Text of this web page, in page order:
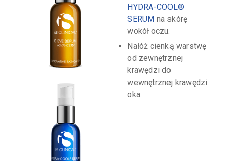
HYDRA-COOL®
SERUM na skórę
wokół oczu.
Nałóż cienką warstwę
od zewnętrznej
krawędzi do
wewnętrznej krawędzi
oka.